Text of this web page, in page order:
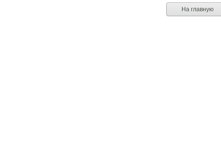
На главную